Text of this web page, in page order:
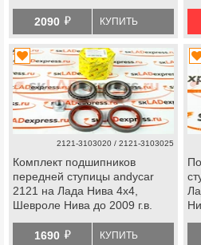
2090 й КУПИТЬ
2121-3103020 / 2121-3103025
Комплект подшипников
передней ступицы andycar
2121 на Лада Нива 4х4,
Шевроле Нива до 2009 г.в.
1690 й КУПИТЬ